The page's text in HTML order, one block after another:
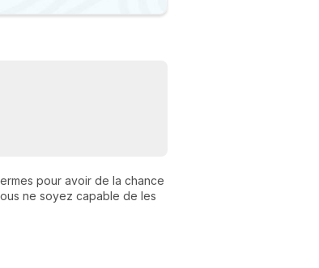
pour avoir de la chance
ne soyez capable de les